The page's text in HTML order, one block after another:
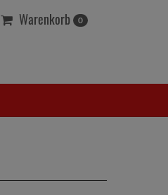
Warenkorb 0